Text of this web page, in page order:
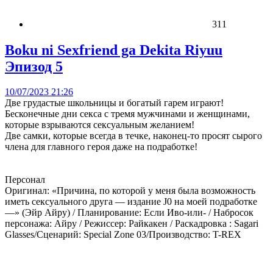
311
Boku ni Sexfriend ga Dekita Riyuu
Эпизод 5
10/07/2023 21:26
Две грудастые школьницы и богатый гарем играют!
Бесконечные дни секса с тремя мужчинами и женщинами,
которые взрываются сексуальным желанием!
Две самки, которые всегда в течке, наконец-то просят сырого
члена для главного героя даже на подработке!
Персонал
Оригинал: «Причина, по которой у меня была возможность
иметь сексуального друга — издание J0 на моей подработке
—» (Эйр Айру) / Планирование: Если Иво-или- / Набросок
персонажа: Айру / Режиссер: Райкакен / Раскадровка : Sagari
Glasses/Сценарий: Special Zone 03/Производство: T-REX